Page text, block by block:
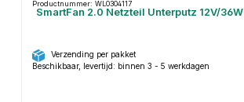
Productnummer: WL0304117
SmartFan 2.0 Netzteil Unterputz 12V/36W
Verzending per pakket
Beschikbaar, levertijd: binnen 3 - 5 werkdagen